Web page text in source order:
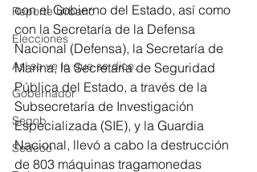
Reporte Urbano
Elecciones
Así se ve lo que se dice...
Gobernador
Segob
Sedeco
con el Gobierno del Estado, así como
con la Secretaría de la Defensa
Nacional (Defensa), la Secretaría de
Marina, la Secretaría de Seguridad
Pública del Estado, a través de la
Subsecretaría de Investigación
Especializada (SIE), y la Guardia
Nacional, llevó a cabo la destrucción
de 803 máquinas tragamonedas